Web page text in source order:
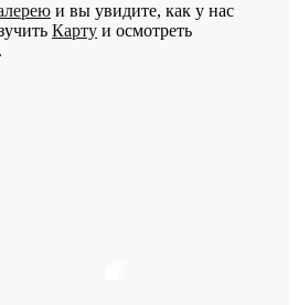
и вы увидите, как у нас
Карту и осмотреть
.